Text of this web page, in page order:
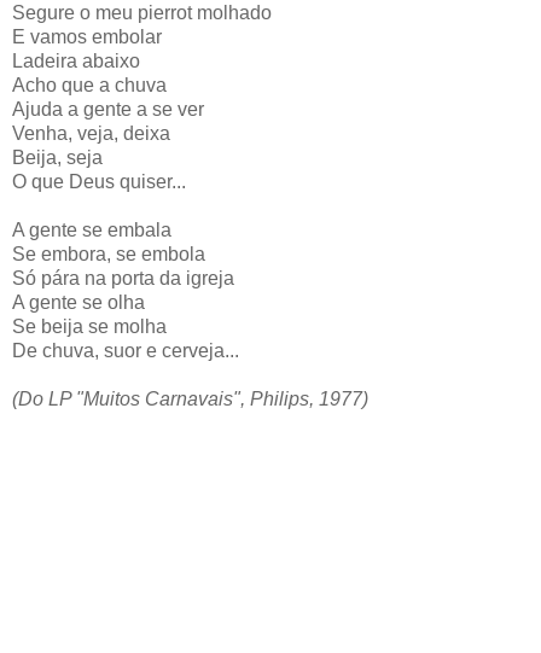
Segure o meu pierrot molhado
E vamos embolar
Ladeira abaixo
Acho que a chuva
Ajuda a gente a se ver
Venha, veja, deixa
Beija, seja
O que Deus quiser...
A gente se embala
Se embora, se embola
Só pára na porta da igreja
A gente se olha
Se beija se molha
De chuva, suor e cerveja...
(Do LP "Muitos Carnavais", Philips, 1977)